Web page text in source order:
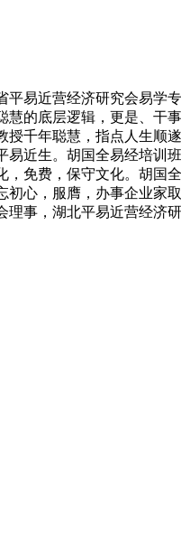
易近营经济研究会易学
的底层逻辑，更是、干
千年聪慧，指点人生顺
近生。胡国全易经培训
免费，保守文化。胡国
心，服膺，办事企业家
事，湖北平易近营经济